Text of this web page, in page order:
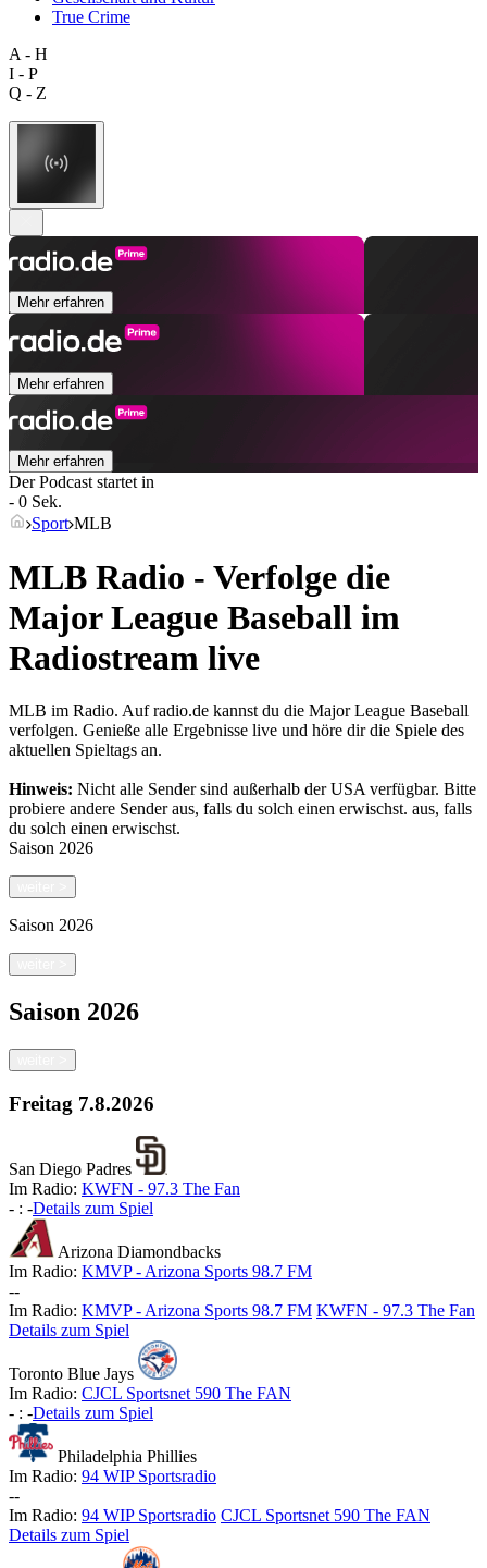
True Crime
A - H
I - P
Q - Z
Mehr erfahren
Mehr erfahren
Mehr erfahren
Der Podcast startet in
- 0 Sek.
Sport MLB
MLB Radio - Verfolge die
Major League Baseball im
Radiostream live
MLB im Radio. Auf radio.de kannst du die Major League Baseball
verfolgen. Genieße alle Ergebnisse live und höre dir die Spiele des
aktuellen Spieltags an.
Hinweis: Nicht alle Sender sind außerhalb der USA verfügbar. Bitte
probiere andere Sender aus, falls du solch einen erwischst. aus, falls
du solch einen erwischst.
Saison 2026
Saison 2026
Saison 2026
Freitag 7.8.2026
San Diego Padres
Im Radio: KWFN - 97.3 The Fan
- : -Details zum Spiel
Arizona Diamondbacks
Im Radio: KMVP - Arizona Sports 98.7 FM
--
Im Radio: KMVP - Arizona Sports 98.7 FM KWFN - 97.3 The Fan
Details zum Spiel
Toronto Blue Jays
Im Radio: CJCL Sportsnet 590 The FAN
- : -Details zum Spiel
Philadelphia Phillies
Im Radio: 94 WIP Sportsradio
--
Im Radio: 94 WIP Sportsradio CJCL Sportsnet 590 The FAN
Details zum Spiel